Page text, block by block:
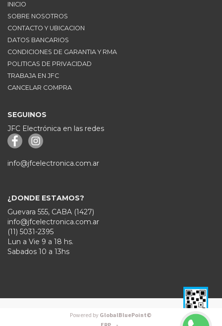
INICIO
SOBRE NOSOTROS
CONTACTO Y UBICACION
DATOS BANCARIOS
CONDICIONES DE GARANTIA Y RMA
POLITICAS DE PRIVACIDAD
TRABAJA EN JFC
CANCELAR COMPRA
SEGUINOS
JFC Electrónica en las redes
info@jfcelectronica.com.ar
¿DONDE ESTAMOS?
Guevara 555, CABA (1427)
info@jfcelectronica.com.ar
(11) 5031-2395
Lun a Vie 9 a 18 hs.
Sabados 10 a 13hs
Powered byGlobalBluePoint©